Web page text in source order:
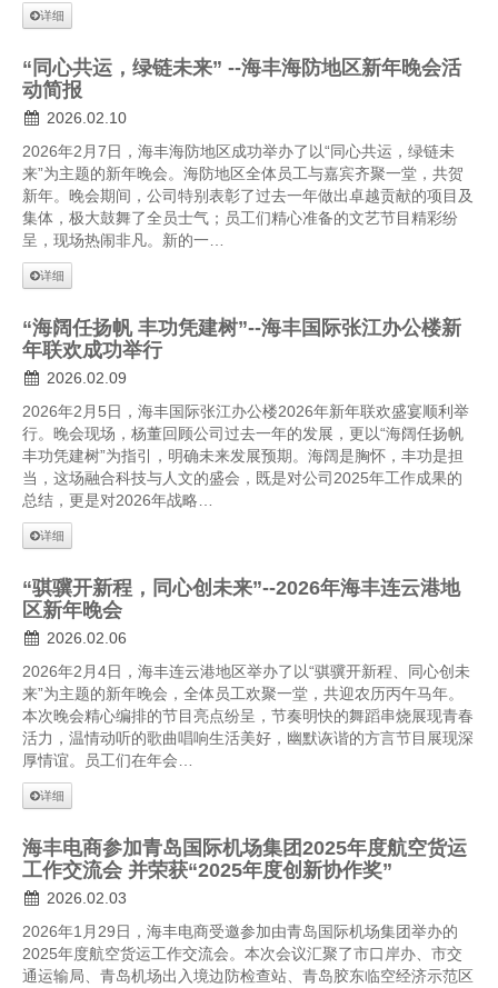
详细
“同心共运，绿链未来” --海丰海防地区新年晚会活
动简报
2026.02.10
2026年2月7日，海丰海防地区成功举办了以“同心共运，绿链未
来”为主题的新年晚会。海防地区全体员工与嘉宾齐聚一堂，共贺
新年。晚会期间，公司特别表彰了过去一年做出卓越贡献的项目及
集体，极大鼓舞了全员士气；员工们精心准备的文艺节目精彩纷
呈，现场热闹非凡。新的一…
详细
“海阔任扬帆 丰功凭建树”--海丰国际张江办公楼新
年联欢成功举行
2026.02.09
2026年2月5日，海丰国际张江办公楼2026年新年联欢盛宴顺利举
行。晚会现场，杨董回顾公司过去一年的发展，更以“海阔任扬帆
丰功凭建树”为指引，明确未来发展预期。海阔是胸怀，丰功是担
当，这场融合科技与人文的盛会，既是对公司2025年工作成果的
总结，更是对2026年战略…
详细
“骐骥开新程，同心创未来”--2026年海丰连云港地
区新年晚会
2026.02.06
2026年2月4日，海丰连云港地区举办了以“骐骥开新程、同心创未
来”为主题的新年晚会，全体员工欢聚一堂，共迎农历丙午马年。
本次晚会精心编排的节目亮点纷呈，节奏明快的舞蹈串烧展现青春
活力，温情动听的歌曲唱响生活美好，幽默诙谐的方言节目展现深
厚情谊。员工们在年会…
详细
海丰电商参加青岛国际机场集团2025年度航空货运
工作交流会 并荣获“2025年度创新协作奖”
2026.02.03
2026年1月29日，海丰电商受邀参加由青岛国际机场集团举办的
2025年度航空货运工作交流会。本次会议汇聚了市口岸办、市交
通运输局、青岛机场出入境边防检查站、青岛胶东临空经济示范区